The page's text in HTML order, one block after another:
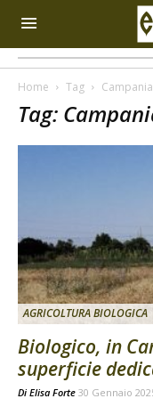
Home Tag Campania
Tag:
AGRICOLTURA BIOLOGICA
Biologico, in
superficie
Di Elisa Forte 30 Gennaio